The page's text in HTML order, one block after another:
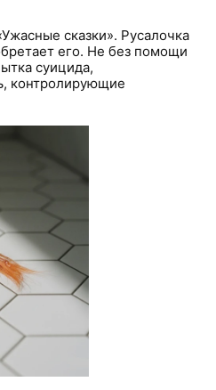
сказки». Русалочка
его. Не без помощи
суицида,
контролирующие